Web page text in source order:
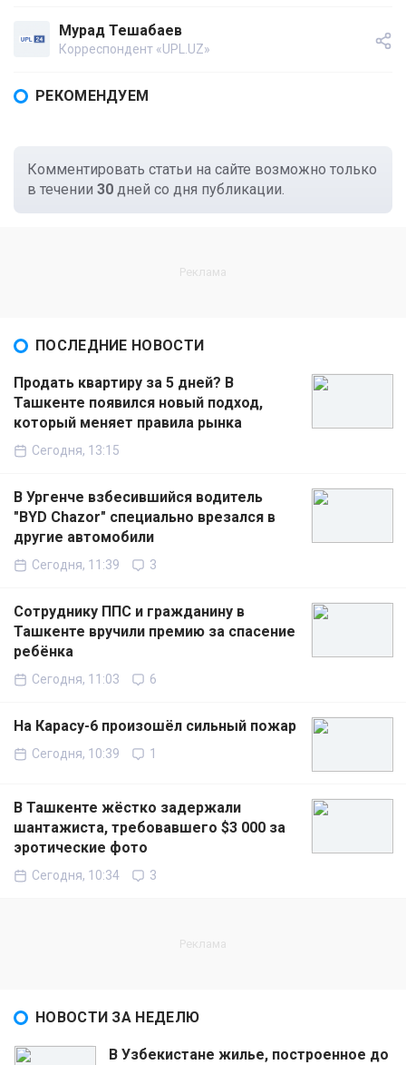
Мурад Тешабаев
Корреспондент «UPL.UZ»
РЕКОМЕНДУЕМ
Комментировать статьи на сайте возможно только
в течении 30 дней со дня публикации.
ПОСЛЕДНИЕ НОВОСТИ
Продать квартиру за 5 дней? В
Ташкенте появился новый подход,
который меняет правила рынка
Сегодня, 13:15
В Ургенче взбесившийся водитель
"BYD Chazor" специально врезался в
другие автомобили
Сегодня, 11:39 3
Сотруднику ППС и гражданину в
Ташкенте вручили премию за спасение
ребёнка
Сегодня, 11:03 6
На Карасу-6 произошёл сильный пожар
Сегодня, 10:39 1
В Ташкенте жёстко задержали
шантажиста, требовавшего $3 000 за
эротические фото
Сегодня, 10:34 3
НОВОСТИ ЗА НЕДЕЛЮ
В Узбекистане жилье, построенное до